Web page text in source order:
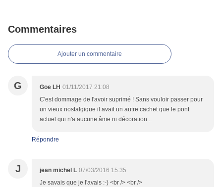
Commentaires
Ajouter un commentaire
G Goe LH 01/11/2017 21:08
C'est dommage de l'avoir suprimé ! Sans vouloir passer pour
un vieux nostalgique il avait un autre cachet que le pont
actuel qui n'a aucune âme ni décoration...
Répondre
J jean michel L 07/03/2016 15:35
Je savais que je l'avais :-) <br /> <br />